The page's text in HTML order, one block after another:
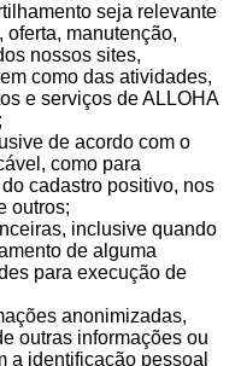
seja relevante
manutenção,
nossos sites,
como das atividades,
e serviços de ALLOHA
de acordo com o
como para
cadastro positivo, nos
outros;
inclusive quando
de alguma
para execução de
anonimizadas,
outras informações ou
a identificação pessoal